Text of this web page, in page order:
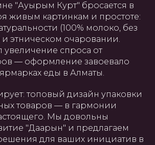
"Ауырым Курт" бросается в
живым картинкам и простоте:
(100% молоко, без
и этническом очаровании.
увеличение спроса от
— оформление завоевало
еды в Алматы.
топовый дизайн упаковки
товаров — в гармонии
Мы довольны
"Даарын" и предлагаем
для ваших инициатив в